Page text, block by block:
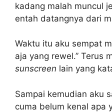
kadang malah muncul
entah datangnya dari
Waktu itu aku sempat
aja yang rewel.” Terus
sunscreen lain yang
Sampai kemudian aku
cuma belum kenal apa